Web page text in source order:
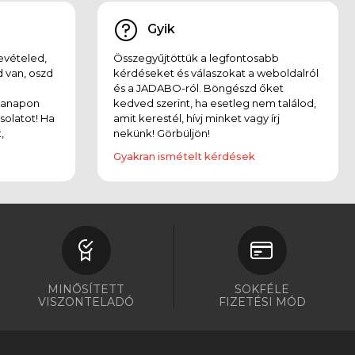
oszd
Ha
Gyik
Összegyűjtöttük a legfontosabb
kérdéseket és válaszokat a weboldalról
és a JADABO-ról. Böngészd őket
kedved szerint, ha esetleg nem találod,
amit kerestél, hívj minket vagy írj
nekünk! Görbüljön!
Gyakran ismételt kérdések
MINŐSÍTETT
VISZONTELADÓ
SOKFÉLE
FIZETÉSI MÓD